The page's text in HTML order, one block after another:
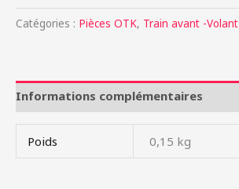
Catégories : Pièces OTK, Train avant -Volant
Informations complémentaires
Poids 0,15 kg